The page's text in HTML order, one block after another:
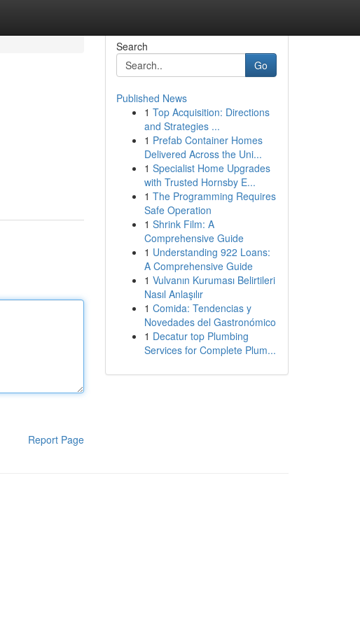
Report Page
Search
Go
Published News
1 Top Acquisition: Directions
and Strategies ...
1 Prefab Container Homes
Delivered Across the Uni...
1 Specialist Home Upgrades
with Trusted Hornsby E...
1 The Programming Requires
Safe Operation
1 Shrink Film: A
Comprehensive Guide
1 Understanding 922 Loans:
A Comprehensive Guide
1 Vulvanın Kuruması Belirtileri
Nasıl Anlaşılır
1 Comida: Tendencias y
Novedades del Gastronómico
1 Decatur top Plumbing
Services for Complete Plum...